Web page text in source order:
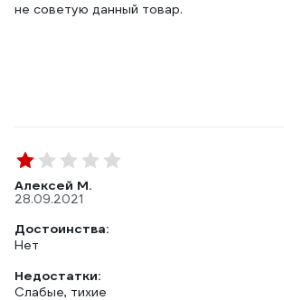
не советую данный товар.
Алексей М.
28.09.2021
Достоинства:
Нет
Недостатки:
Слабые, тихие